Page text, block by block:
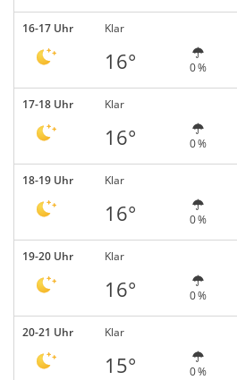
16-17 Uhr Klar
16° 0 %
17-18 Uhr Klar
16° 0 %
18-19 Uhr Klar
16° 0 %
19-20 Uhr Klar
16° 0 %
20-21 Uhr Klar
15° 0 %